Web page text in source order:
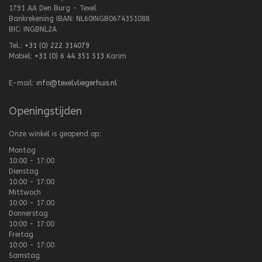
1791 AA Den Burg - Texel
Bankrekening IBAN: NL60INGB0674351088
BIC: INGBNL2A
Tel.: +31 (0) 222 314079
Mobiel: +31 (0) 6 44 351 513 Karim
E-mail: info@texelvliegerhuis.nl
Openingstijden
Onze winkel is geopend op:
Montag
10:00 - 17:00
Dienstag
10:00 - 17:00
Mittwoch
10:00 - 17:00
Donnerstag
10:00 - 17:00
Freitag
10:00 - 17:00
Samstag